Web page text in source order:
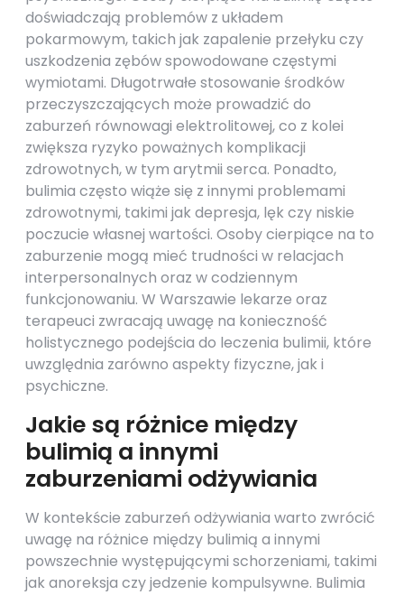
doświadczają problemów z układem
pokarmowym, takich jak zapalenie przełyku czy
uszkodzenia zębów spowodowane częstymi
wymiotami. Długotrwałe stosowanie środków
przeczyszczających może prowadzić do
zaburzeń równowagi elektrolitowej, co z kolei
zwiększa ryzyko poważnych komplikacji
zdrowotnych, w tym arytmii serca. Ponadto,
bulimia często wiąże się z innymi problemami
zdrowotnymi, takimi jak depresja, lęk czy niskie
poczucie własnej wartości. Osoby cierpiące na to
zaburzenie mogą mieć trudności w relacjach
interpersonalnych oraz w codziennym
funkcjonowaniu. W Warszawie lekarze oraz
terapeuci zwracają uwagę na konieczność
holistycznego podejścia do leczenia bulimii, które
uwzględnia zarówno aspekty fizyczne, jak i
psychiczne.
Jakie są różnice między
bulimią a innymi
zaburzeniami odżywiania
W kontekście zaburzeń odżywiania warto zwrócić
uwagę na różnice między bulimią a innymi
powszechnie występującymi schorzeniami, takimi
jak anoreksja czy jedzenie kompulsywne. Bulimia